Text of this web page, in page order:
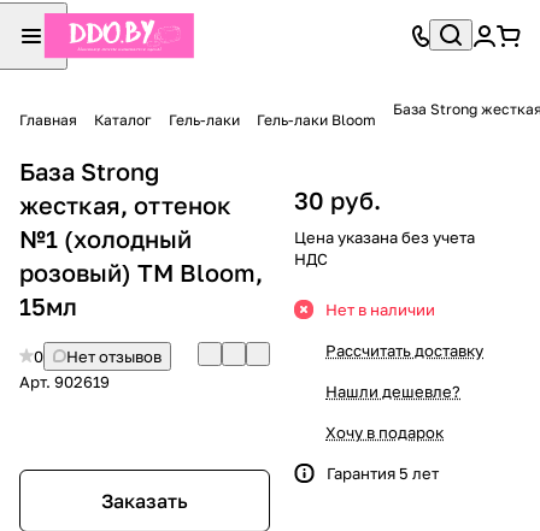
Главная Каталог Гель-лаки Гель-лаки Bloom
База Strong
База Strong
жесткая, оттенок
№1 (холодный
розовый) TM Bloom,
15мл
0
Нет отзывов
Арт. 902619
Заказать
30 руб.
Цена указана без учета
НДС
Нет в наличии
Рассчитать доставку
Нашли дешевле?
Хочу в подарок
Гарантия 5 лет